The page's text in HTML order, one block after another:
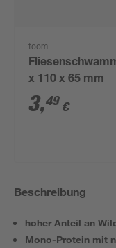
toom
x 110 x 65 mm
3,49 €
Beschreibung
hoher Anteil an
Mono-Protein mit